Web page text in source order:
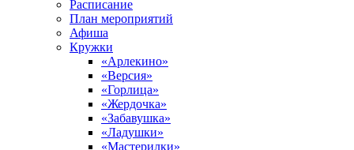
Расписание
План мероприятий
Афиша
Кружки
«Арлекино»
«Версия»
«Горлица»
«Жердочка»
«Забавушка»
«Ладушки»
«Мастерилки»